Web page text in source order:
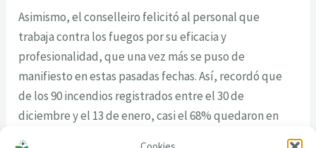
Asimismo, el conselleiro felicitó al personal que
trabaja contra los fuegos por su eficacia y
profesionalidad, que una vez más se puso de
manifiesto en estas pasadas fechas. Así, recordó que
de los 90 incendios registrados entre el 30 de
diciembre y el 13 de enero, casi el 68% quedaron en